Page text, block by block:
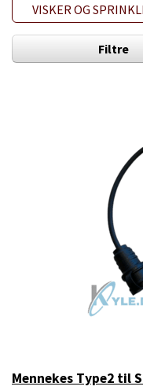
VISKER OG
Filtre
Mennekes Type2 til